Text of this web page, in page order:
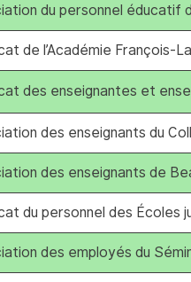
du personnel éducatif
de l’Académie François-
des enseignantes et
des enseignants du
des enseignants de
du personnel des Écoles
des employés du